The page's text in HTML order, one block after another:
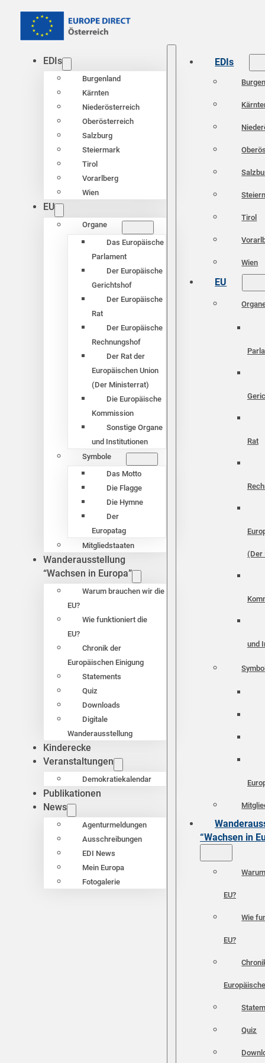
EDIs
Burgenland
Kärnten
Niederösterreich
Oberösterreich
Salzburg
Steiermark
Tirol
Vorarlberg
Wien
EU
Organe
Das Europäische
Parlament
Der Europäische
Gerichtshof
Der Europäische
Rat
Der Europäische
Rechnungshof
Der Rat der
Europäischen Union
(Der Ministerrat)
Die Europäische
Kommission
Sonstige Organe
und Institutionen
Symbole
Das Motto
Die Flagge
Die Hymne
Der
Europatag
Mitgliedstaaten
Wanderausstellung
“Wachsen in Europa”
Warum brauchen wir die
EU?
Wie funktioniert die
EU?
Chronik der
Europäischen Einigung
Statements
Quiz
Downloads
Digitale
Wanderausstellung
Kinderecke
Veranstaltungen
Demokratiekalendar
Publikationen
News
Agenturmeldungen
Ausschreibungen
EDI News
Mein Europa
Fotogalerie
EDIs
Tirol
Wien
EU
Rat
(Der
und
“Wachsen in
EU?
Wie
EU?
Quiz